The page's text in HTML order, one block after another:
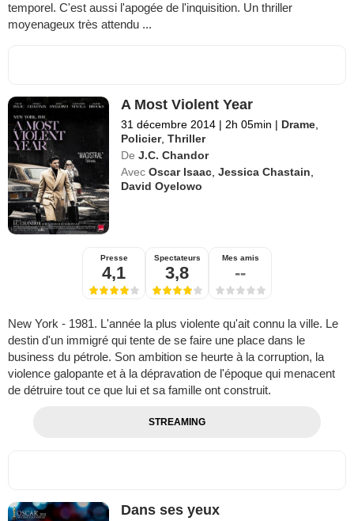
temporel. C'est aussi l'apogée de l'inquisition. Un thriller
moyenageux très attendu ...
A Most Violent Year
31 décembre 2014 | 2h 05min | Drame,
Policier,Thriller
De J.C. Chandor
Avec Oscar Isaac,Jessica Chastain,
David Oyelowo
Presse
4,1
Spectateurs
3,8
Mes amis
--
New York - 1981. L'année la plus violente qu'ait connu la ville. Le
destin d'un immigré qui tente de se faire une place dans le
business du pétrole. Son ambition se heurte à la corruption, la
violence galopante et à la dépravation de l'époque qui menacent
de détruire tout ce que lui et sa famille ont construit.
STREAMING
Dans ses yeux